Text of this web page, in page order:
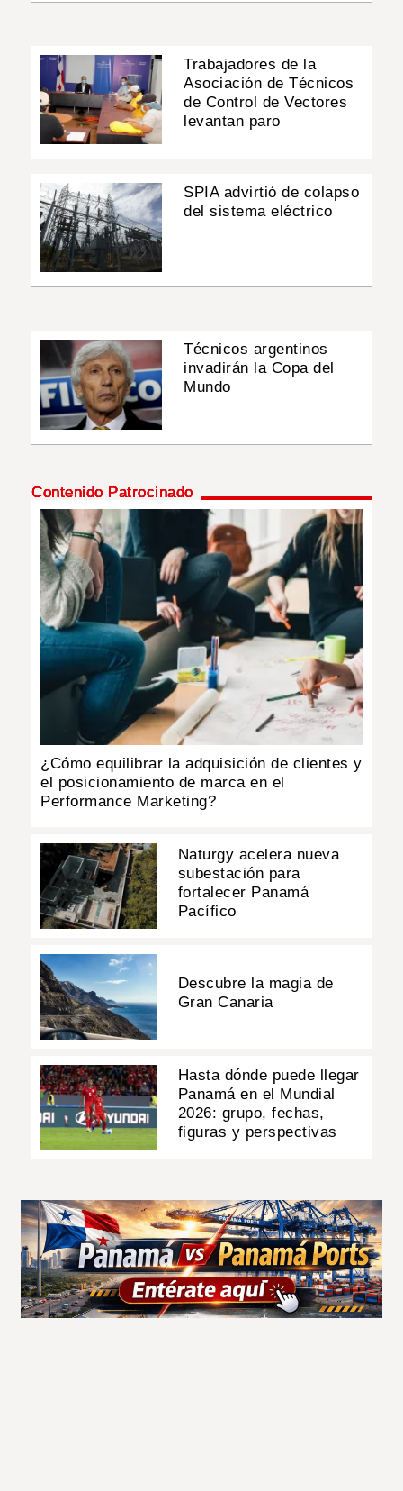
Trabajadores de la
Asociación de Técnicos
de Control de Vectores
levantan paro
SPIA advirtió de colapso
del sistema eléctrico
Técnicos argentinos
invadirán la Copa del
Mundo
Contenido Patrocinado
¿Cómo equilibrar la adquisición de clientes y
el posicionamiento de marca en el
Performance Marketing?
Naturgy acelera nueva
subestación para
fortalecer Panamá
Pacífico
Descubre la magia de
Gran Canaria
Hasta dónde puede llegar
Panamá en el Mundial
2026: grupo, fechas,
figuras y perspectivas